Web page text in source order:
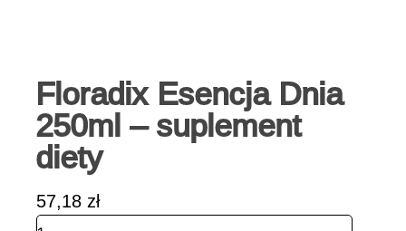
Floradix Esencja Dnia
250ml – suplement
diety
57,18 zł
ilość